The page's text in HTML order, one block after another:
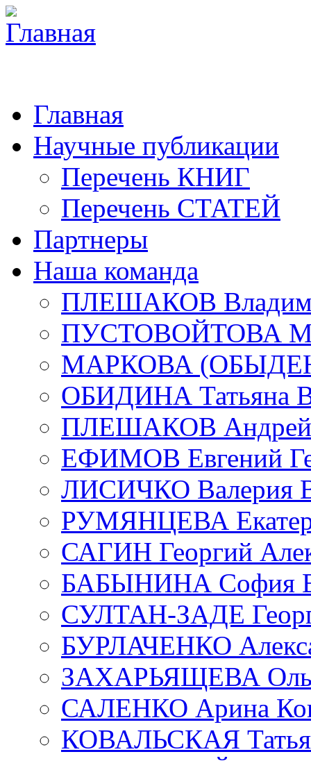
Главная
Научные публикации
Перечень КНИГ
Перечень СТАТЕЙ
Партнеры
Наша команда
ПЛЕШАКОВ
ПУСТОВОЙТОВА
МАРКОВА
ОБИДИНА Татьяна
ПЛЕШАКОВ Андрей
ЕФИМОВ Евгений
ЛИСИЧКО Валерия
РУМЯНЦЕВА
САГИН Георгий
БАБЫНИНА София
СУЛТАН-ЗАДЕ
БУРЛАЧЕНКО
ЗАХАРЬЯЩЕВА
САЛЕНКО Арина
КОВАЛЬСКАЯ